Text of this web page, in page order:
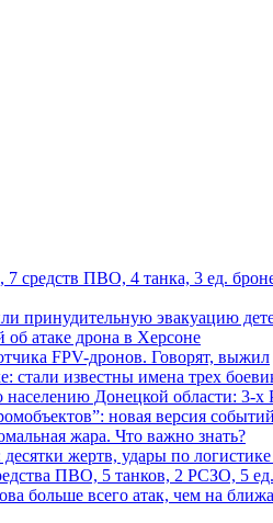
средств ПВО, 4 танка, 3 ед.
принудительную эвакуацию
атаке дрона в Херсоне
FPV-дронов. Говорят, выжил
стали известны имена трех
Донецкой области: 3-х
новая версия
жара. Что важно знать?
жертв, удары по
ПВО, 5 танков, 2 РСЗО, 5
больше всего атак, чем на